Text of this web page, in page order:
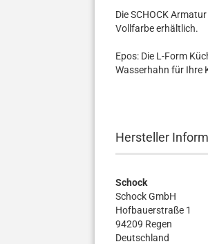
Die SCHOCK
Vollfarbe erhältlich.
Epos: Die L-Form
Wasserhahn für Ihre
Hersteller
Schock
Schock GmbH
Hofbauerstraße 1
94209 Regen
Deutschland